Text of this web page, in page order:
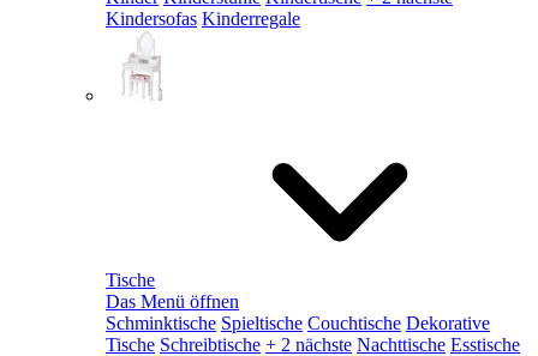
Kindersofas Kinderregale
Tische
Das Menü öffnen
Schminktische Spieltische Couchtische Dekorative
Tische Schreibtische + 2 nächste Nachttische Esstische